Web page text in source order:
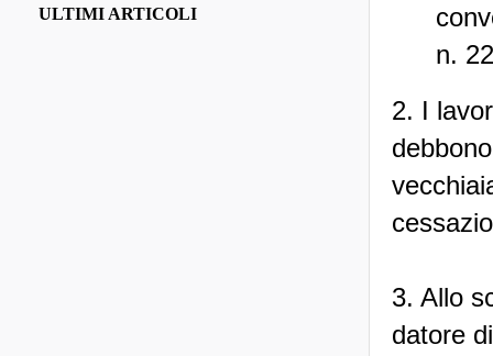
n.
2. I
3. Allo
datore
ULTIMI ARTICOLI